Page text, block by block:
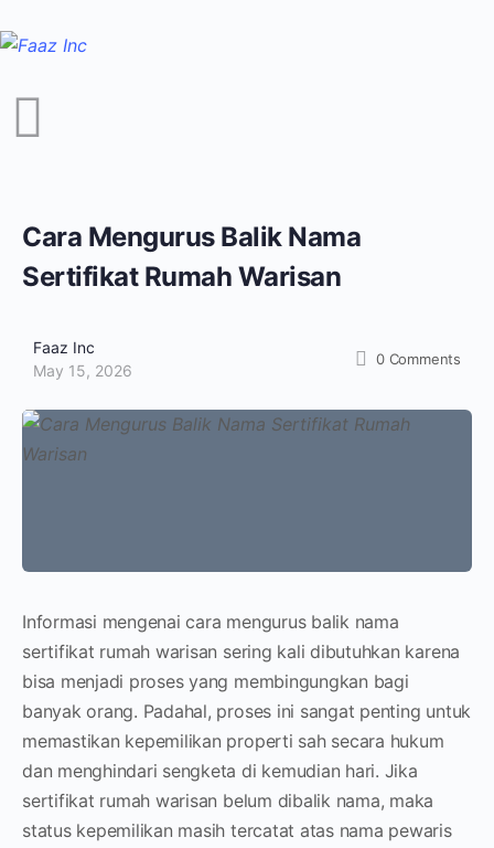
Cara Mengurus Balik Nama
Sertifikat Rumah Warisan
Faaz Inc
May 15, 2026
0 Comments
Informasi mengenai cara mengurus balik nama
sertifikat rumah warisan sering kali dibutuhkan karena
bisa menjadi proses yang membingungkan bagi
banyak orang. Padahal, proses ini sangat penting untuk
memastikan kepemilikan properti sah secara hukum
dan menghindari sengketa di kemudian hari. Jika
sertifikat rumah warisan belum dibalik nama, maka
status kepemilikan masih tercatat atas nama pewaris